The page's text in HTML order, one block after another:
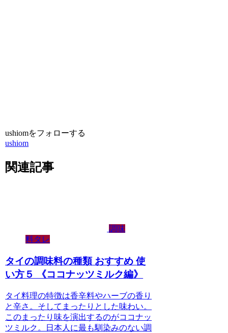
ushiomをフォローする
ushiom
関連記事
調味
料タレ
タイの調味料の種類 おすすめ 使
い方５ 《ココナッツミルク編》
タイ料理の特徴は香辛料やハーブの香り
と辛さ。そしてまったりとした味わい。
このまったり味を演出するのがココナッ
ツミルク。日本人に最も馴染みのない調